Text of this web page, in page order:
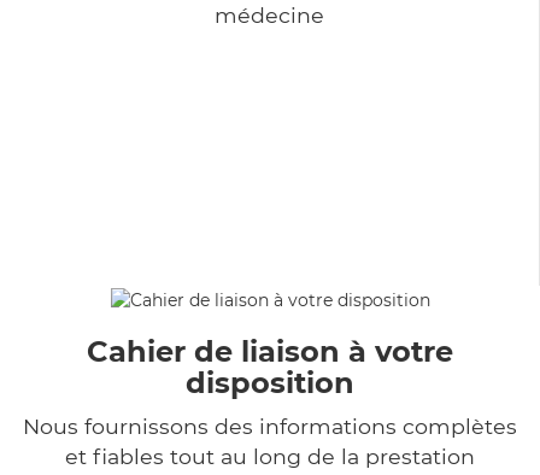
médecine
Cahier de liaison à votre
disposition
Nous fournissons des informations complètes
et fiables tout au long de la prestation